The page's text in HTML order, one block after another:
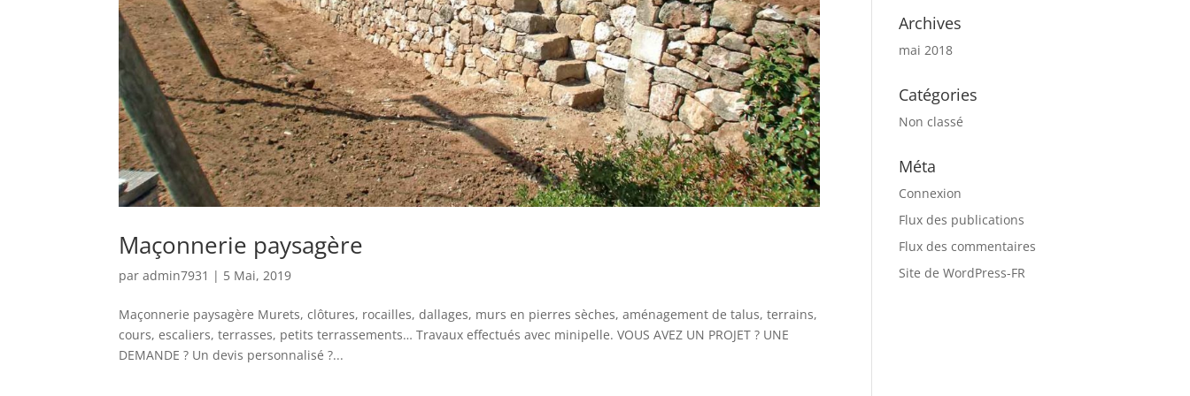
Maçonnerie paysagère
paradmin7931 | 5 Mai, 2019
Maçonnerie paysagère Murets, clôtures, rocailles, dallages, murs en pierres sèches, aménagement de talus, terrains,
cours, escaliers, terrasses, petits terrassements… Travaux effectués avec minipelle. VOUS AVEZ UN PROJET ? UNE
DEMANDE ? Un devis personnalisé ?...
Archives
mai 2018
Catégories
Non classé
Méta
Connexion
Flux des publications
Flux des commentaires
Site de WordPress-FR